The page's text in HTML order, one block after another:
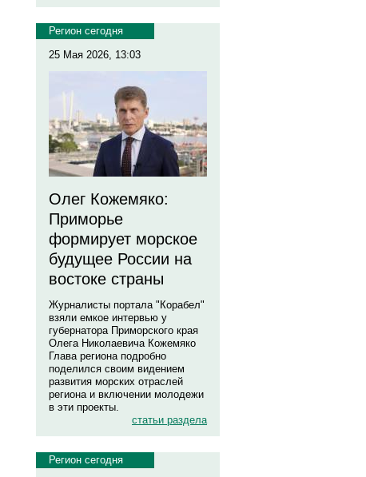
Регион сегодня
25 Мая 2026, 13:03
Олег Кожемяко:
Приморье
формирует морское
будущее России на
востоке страны
Журналисты портала "Корабел"
взяли емкое интервью у
губернатора Приморского края
Олега Николаевича Кожемяко
Глава региона подробно
поделился своим видением
развития морских отраслей
региона и включении молодежи
в эти проекты.
статьи раздела
Регион сегодня